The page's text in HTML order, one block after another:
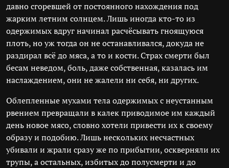
давно сгоревшей от постоянного нахождения под
жарким летним солнцем. Лишь иногда кто-то из
одержимых вдруг начинал расчёсывать гноящуюся
плоть, но уж тогда он не останавливался, докуда не
раздирал всё до мяса, а то и кости. Страх смерти был
бесам неведом, боль, даже собственная, казалась им
наслаждением, они не жалели ни себя, ни других.
Облепленные мухами тела одержимых с неустанным
рвением превращали в калек приводимое им каждый
день новое мясо, словно хотели привести их к своему
образу и подобию. Лишь нескольких несчастных
убивали и жрали сразу же по прибытии, оскверняли их
трупы, а остальных, избитых до полусмерти и до